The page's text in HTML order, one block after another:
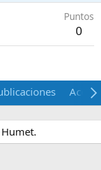
Puntos
0
Acerca